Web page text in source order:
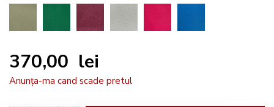
370,00 lei
Anunța-ma cand scade pretul